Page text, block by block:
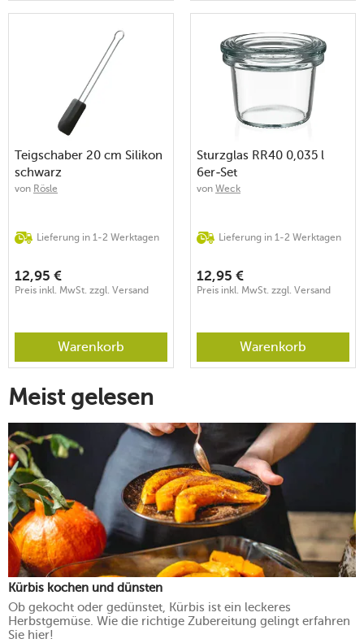
Teigschaber 20 cm Silikon
schwarz
von Rösle
Lieferung in 1-2 Werktagen
12,95 €
Preis inkl. MwSt. zzgl. Versand
Warenkorb
Sturzglas RR40 0,035 l
6er-Set
von Weck
Lieferung in 1-2 Werktagen
12,95 €
Preis inkl. MwSt. zzgl. Versand
Warenkorb
Meist gelesen
Kürbis kochen und dünsten
Ob gekocht oder gedünstet, Kürbis ist ein leckeres
Herbstgemüse. Wie die richtige Zubereitung gelingt erfahren
Sie hier!